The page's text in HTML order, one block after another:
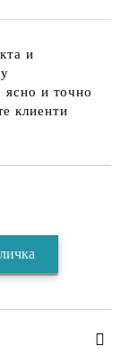
и
ясно и точно
клиенти